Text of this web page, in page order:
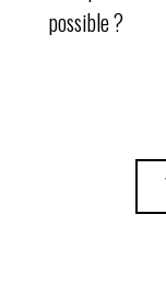
possible ?